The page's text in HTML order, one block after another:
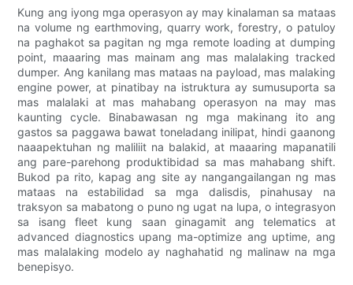
Kung ang iyong mga operasyon ay may kinalaman sa mataas
na volume ng earthmoving, quarry work, forestry, o patuloy
na paghakot sa pagitan ng mga remote loading at dumping
point, maaaring mas mainam ang mas malalaking tracked
dumper. Ang kanilang mas mataas na payload, mas malaking
engine power, at pinatibay na istruktura ay sumusuporta sa
mas malalaki at mas mahabang operasyon na may mas
kaunting cycle. Binabawasan ng mga makinang ito ang
gastos sa paggawa bawat toneladang inilipat, hindi gaanong
naaapektuhan ng maliliit na balakid, at maaaring mapanatili
ang pare-parehong produktibidad sa mas mahabang shift.
Bukod pa rito, kapag ang site ay nangangailangan ng mas
mataas na estabilidad sa mga dalisdis, pinahusay na
traksyon sa mabatong o puno ng ugat na lupa, o integrasyon
sa isang fleet kung saan ginagamit ang telematics at
advanced diagnostics upang ma-optimize ang uptime, ang
mas malalaking modelo ay naghahatid ng malinaw na mga
benepisyo.